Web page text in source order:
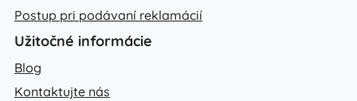
Postup pri podávaní reklamácií
Užitočné informácie
Blog
Kontaktujte nás